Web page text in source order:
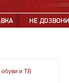
и ТВ